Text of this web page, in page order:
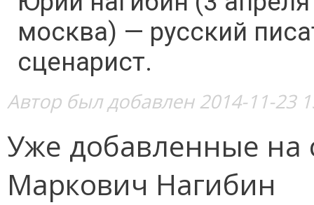
москва) — русский
сценарист.
Автор был добавлен 2014-11-23
Уже добавленные на
Маркович Нагибин